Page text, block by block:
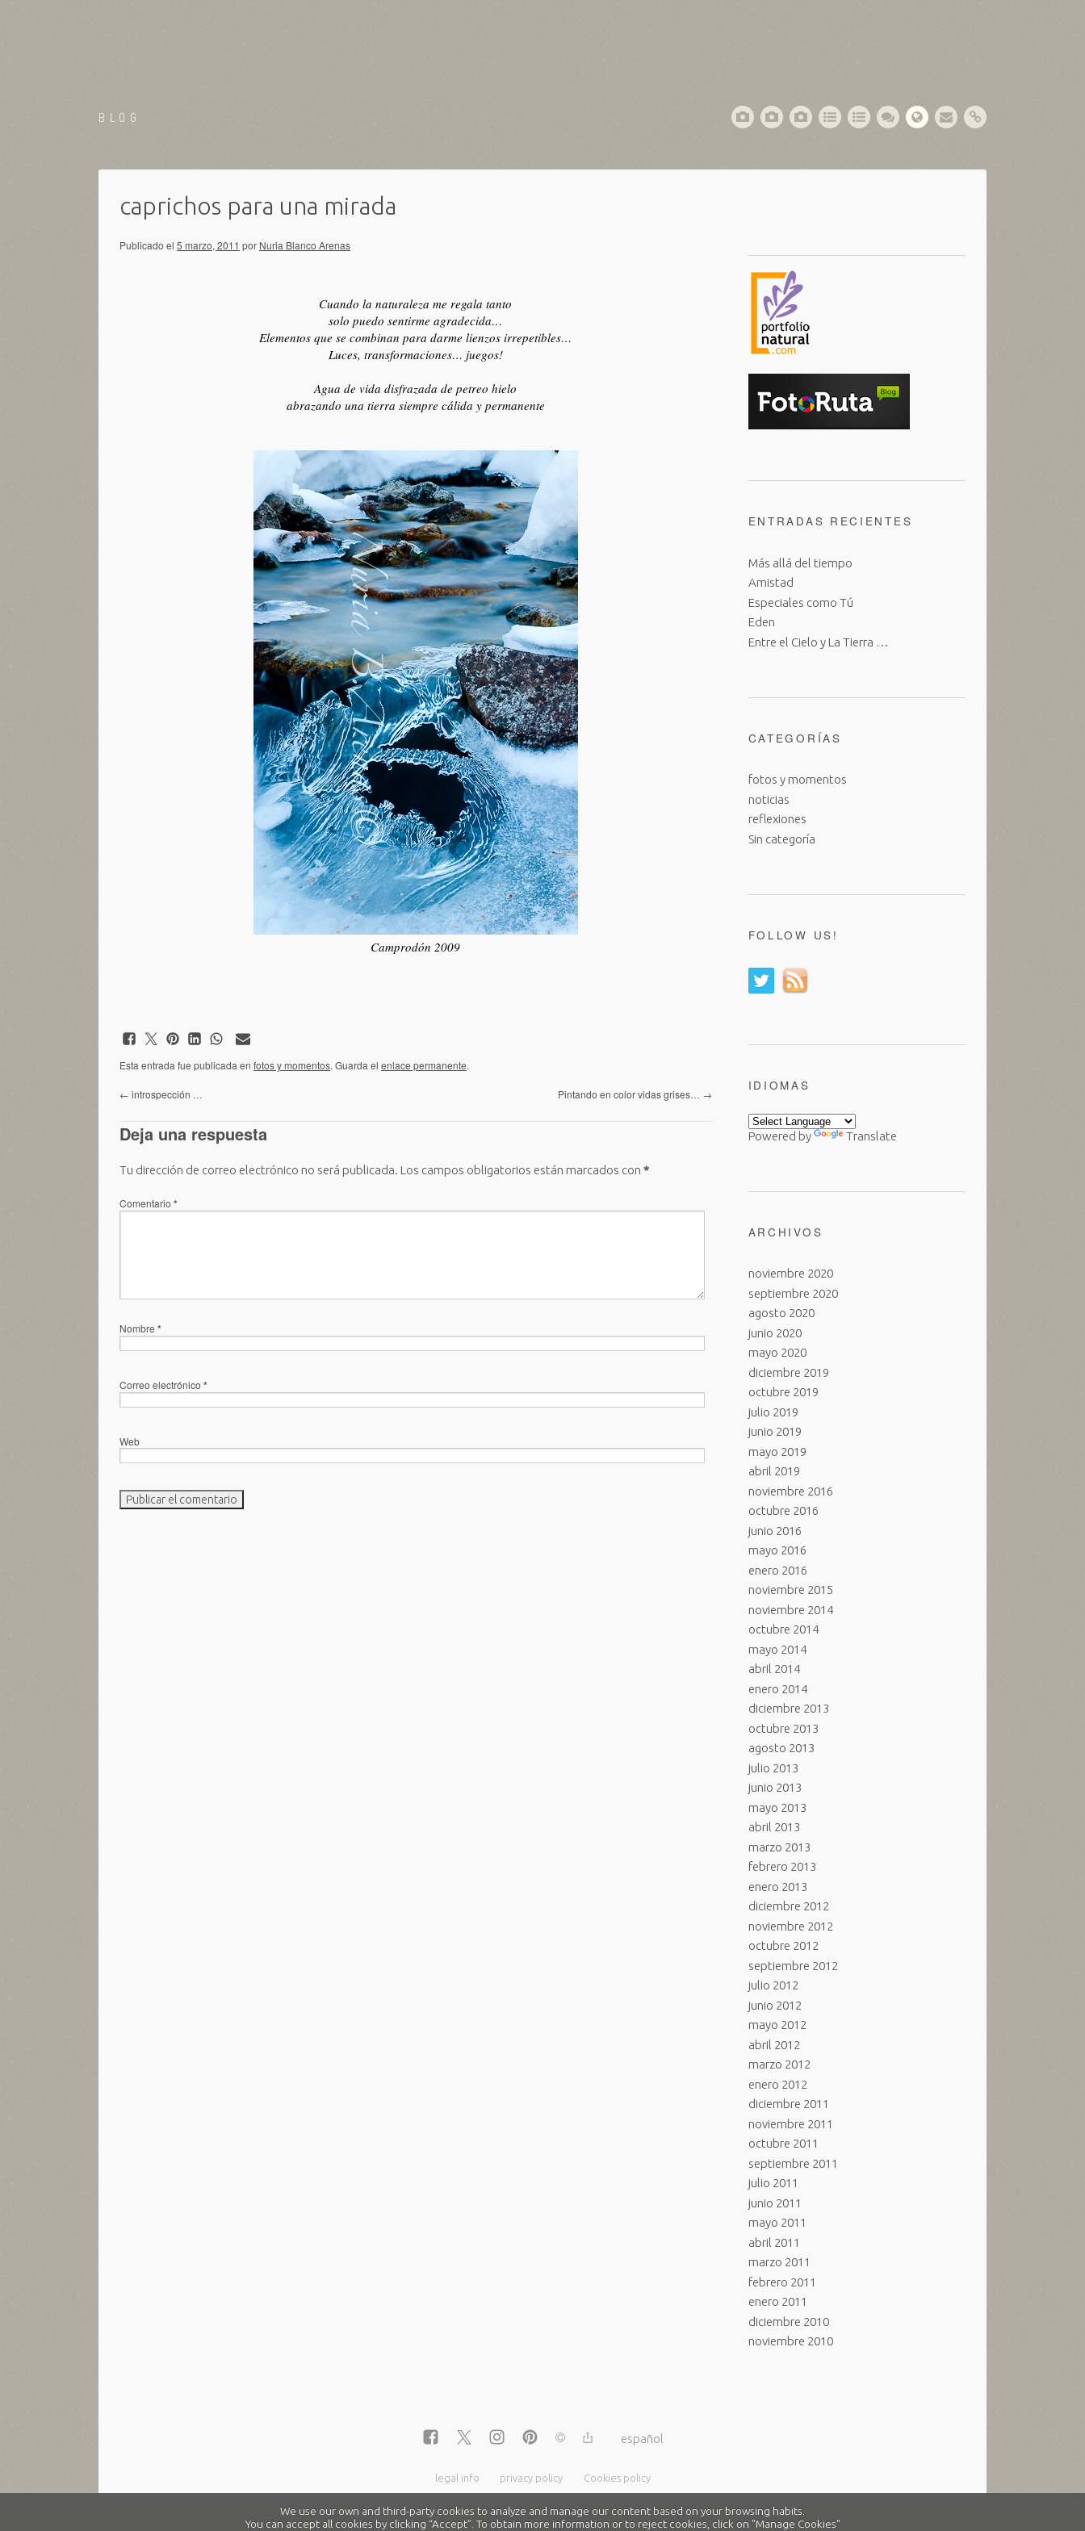
BLOG
caprichos para una mirada
Publicado el 5 marzo, 2011 por Nuria Blanco Arenas
Cuando la naturaleza me regala tanto
solo puedo sentirme agradecida…
Elementos que se combinan para darme lienzos irrepetibles…
Luces, transformaciones… juegos!
Agua de vida disfrazada de petreo hielo
abrazando una tierra siempre cálida y permanente
Camprodón 2009
Esta entrada fue publicada en fotos y momentos. Guarda el enlace permanente.
← introspección … Pintando en color vidas grises… →
Deja una respuesta
Tu dirección de correo electrónico no será publicada. Los campos obligatorios están marcados con *
Comentario *
Nombre *
Correo electrónico *
Web
ENTRADAS RECIENTES
Más allá del tiempo
Amistad
Especiales como Tú
Eden
Entre el Cielo y La Tierra …
CATEGORÍAS
fotos y momentos
noticias
reflexiones
Sin categoría
FOLLOW US!
IDIOMAS
Powered by Translate
ARCHIVOS
noviembre 2020
septiembre 2020
agosto 2020
junio 2020
mayo 2020
diciembre 2019
octubre 2019
julio 2019
junio 2019
mayo 2019
abril 2019
noviembre 2016
octubre 2016
junio 2016
mayo 2016
enero 2016
noviembre 2015
noviembre 2014
octubre 2014
mayo 2014
abril 2014
enero 2014
diciembre 2013
octubre 2013
agosto 2013
julio 2013
junio 2013
mayo 2013
abril 2013
marzo 2013
febrero 2013
enero 2013
diciembre 2012
noviembre 2012
octubre 2012
septiembre 2012
julio 2012
junio 2012
mayo 2012
abril 2012
marzo 2012
enero 2012
diciembre 2011
noviembre 2011
octubre 2011
septiembre 2011
julio 2011
junio 2011
mayo 2011
abril 2011
marzo 2011
febrero 2011
enero 2011
diciembre 2010
noviembre 2010
español
legal info privacy policy Cookies policy
We use our own and third-party cookies to analyze and manage our content based on your browsing habits.
You can accept all cookies by clicking “Accept”. To obtain more information or to reject cookies, click on "Manage Cookies"